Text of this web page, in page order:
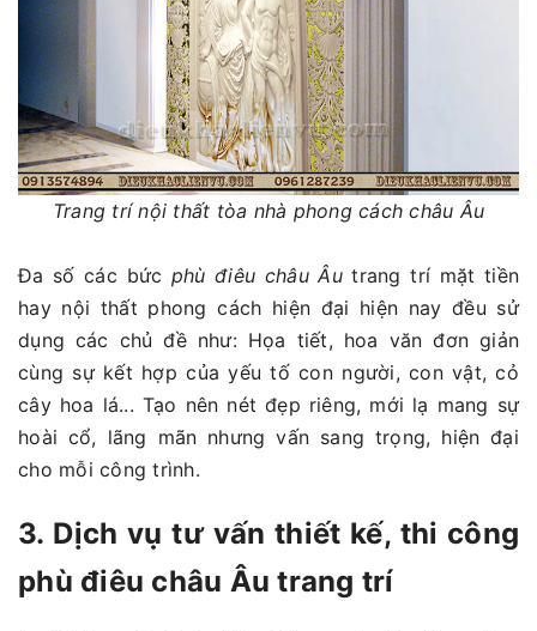
Trang trí nội thất tòa nhà phong cách châu Âu
Đa số các bức phù điêu châu Âutrang trí mặt tiền
hay nội thất phong cách hiện đại hiện nay đều sử
dụng các chủ đề như: Họa tiết, hoa văn đơn giản
cùng sự kết hợp của yếu tố con người, con vật, cỏ
cây hoa lá... Tạo nên nét đẹp riêng, mới lạ mang sự
hoài cổ, lãng mãn nhưng vấn sang trọng, hiện đại
cho mỗi công trình.
3. Dịch vụ tư vấn thiết kế, thi công
phù điêu châu Âu trang trí